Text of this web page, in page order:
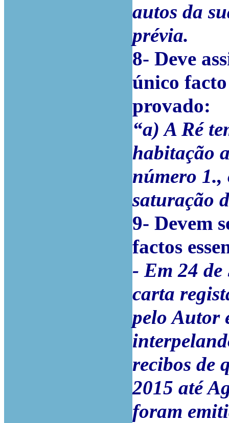
autos da
prévia.
8- Deve
único
provado:
“a) A Ré
habitação
número 1.,
saturação
9- Devem
factos
- Em 24 de
carta
pelo Autor
recibos de
2015 até
foram